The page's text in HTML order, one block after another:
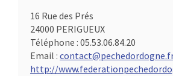
16 Rue des Prés
24000 PERIGUEUX
Téléphone : 05.53.06.84.20
Email :
http://